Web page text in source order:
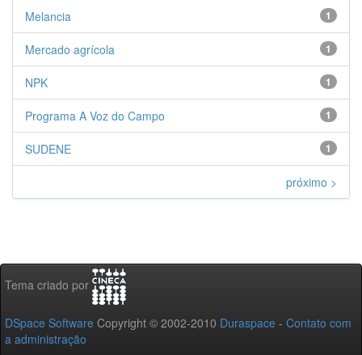
1
Melancia
1
Mercado agrícola
1
NPK
1
Programa A Voz do Campo
1
SUDENE
próximo >
Tema criado por
DSpace Software Copyright © 2002-2010 Duraspace - Contato com
a administração